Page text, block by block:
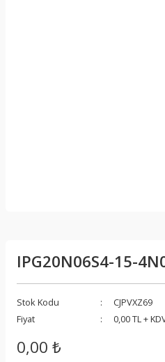
IPG20N06S4-15-
Stok Kodu
CJPVXZ69
Fiyat
0,00 TL +
0,00 ₺